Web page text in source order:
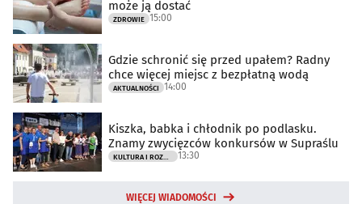
może ją dostać
ZDROWIE 15:00
Gdzie schronić się przed upałem? Radny
chce więcej miejsc z bezpłatną wodą
AKTUALNOŚCI 14:00
Kiszka, babka i chłodnik po podlasku.
Znamy zwycięzców konkursów w Supraślu
KULTURA I ROZRYWKA 13:30
WIĘCEJ WIADOMOŚCI